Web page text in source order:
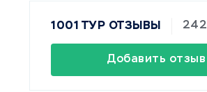
1001 ТУР ОТЗЫВЫ 242
Добавить отзыв